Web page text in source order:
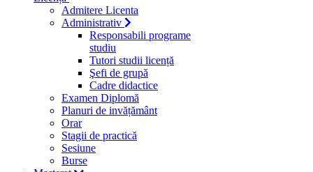
Admitere Licenta
Administrativ
Responsabili programe
studiu
Tutori studii licență
Şefi de grupă
Cadre didactice
Examen Diplomă
Planuri de invățământ
Orar
Stagii de practică
Sesiune
Burse